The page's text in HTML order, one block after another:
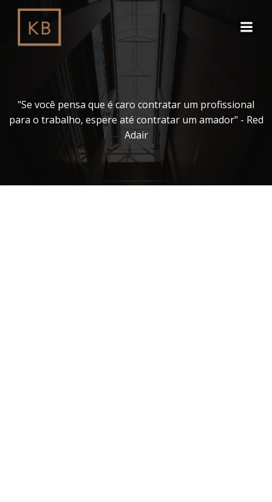
o
conteúdo
"Se você pensa que é caro contratar um profissional
para o trabalho, espere até contratar um amador" - Red
Adair